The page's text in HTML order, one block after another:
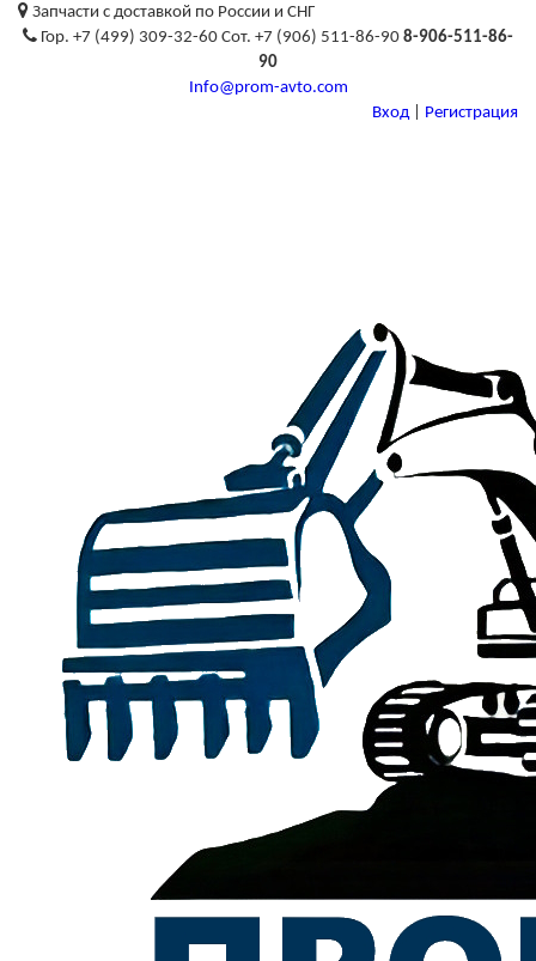
Запчасти с доставкой по России и СНГ
Гор. +7 (499) 309-32-60 Сот. +7 (906) 511-86-90 8-906-511-86-
90
Info@prom-avto.com
Вход
Регистрация